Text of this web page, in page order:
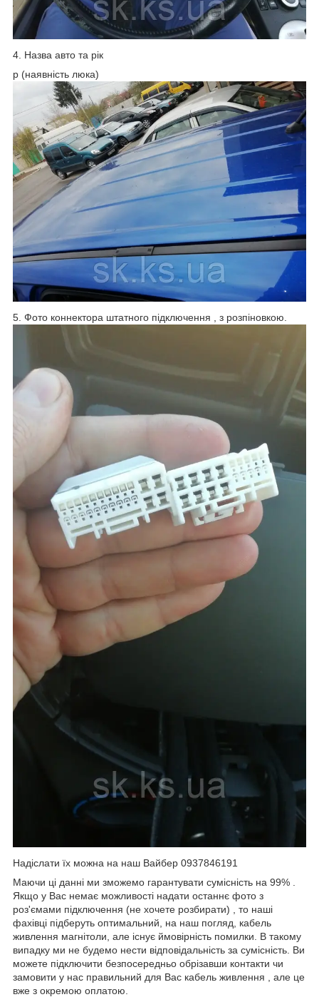
4. Назва авто та рік
p (наявність люка)
5. Фото коннектора штатного підключення , з розпіновкою.
Надіслати їх можна на наш Вайбер 0937846191
Маючи ці данні ми зможемо гарантувати сумісність на 99% .
Якщо у Вас немає можливості надати останнє фото з
роз'ємами підключення (не хочете розбирати) , то наші
фахівці підберуть оптимальний, на наш погляд, кабель
живлення магнітоли, але існує ймовірність помилки. В такому
випадку ми не будемо нести відповідальність за сумісність. Ви
можете підключити безпосередньо обрізавши контакти чи
замовити у нас правильний для Вас кабель живлення , але це
вже з окремою оплатою.